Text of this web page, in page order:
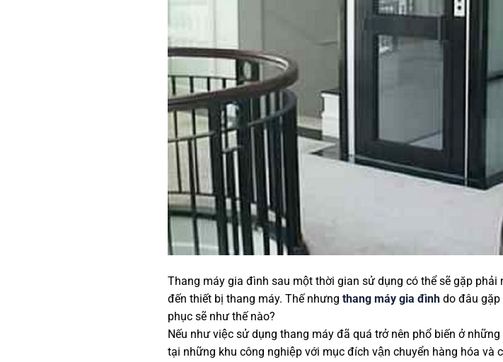
Thang máy gia đình sau một thời gian sử dụng có thể sẽ gặp
đến thiết bị thang máy. Thế nhưng thang máy gia đình do đâu
phục sẽ như thế nào?
Nếu như việc sử dụng thang máy đã quá trở nên phổ biến ở
tại những khu công nghiệp với mục đích vận chuyển hàng hóa